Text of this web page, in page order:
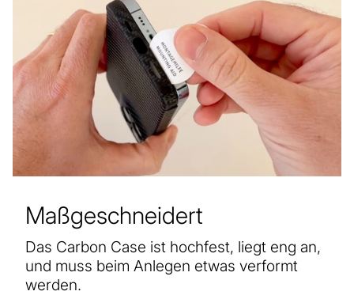
Maßgeschneidert
Das Carbon Case ist hochfest, liegt eng an,
und muss beim Anlegen etwas verformt
werden.